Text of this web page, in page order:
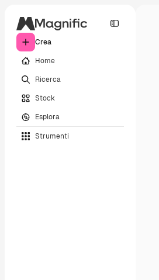
Crea
Home
Ricerca
Stock
Esplora
Strumenti